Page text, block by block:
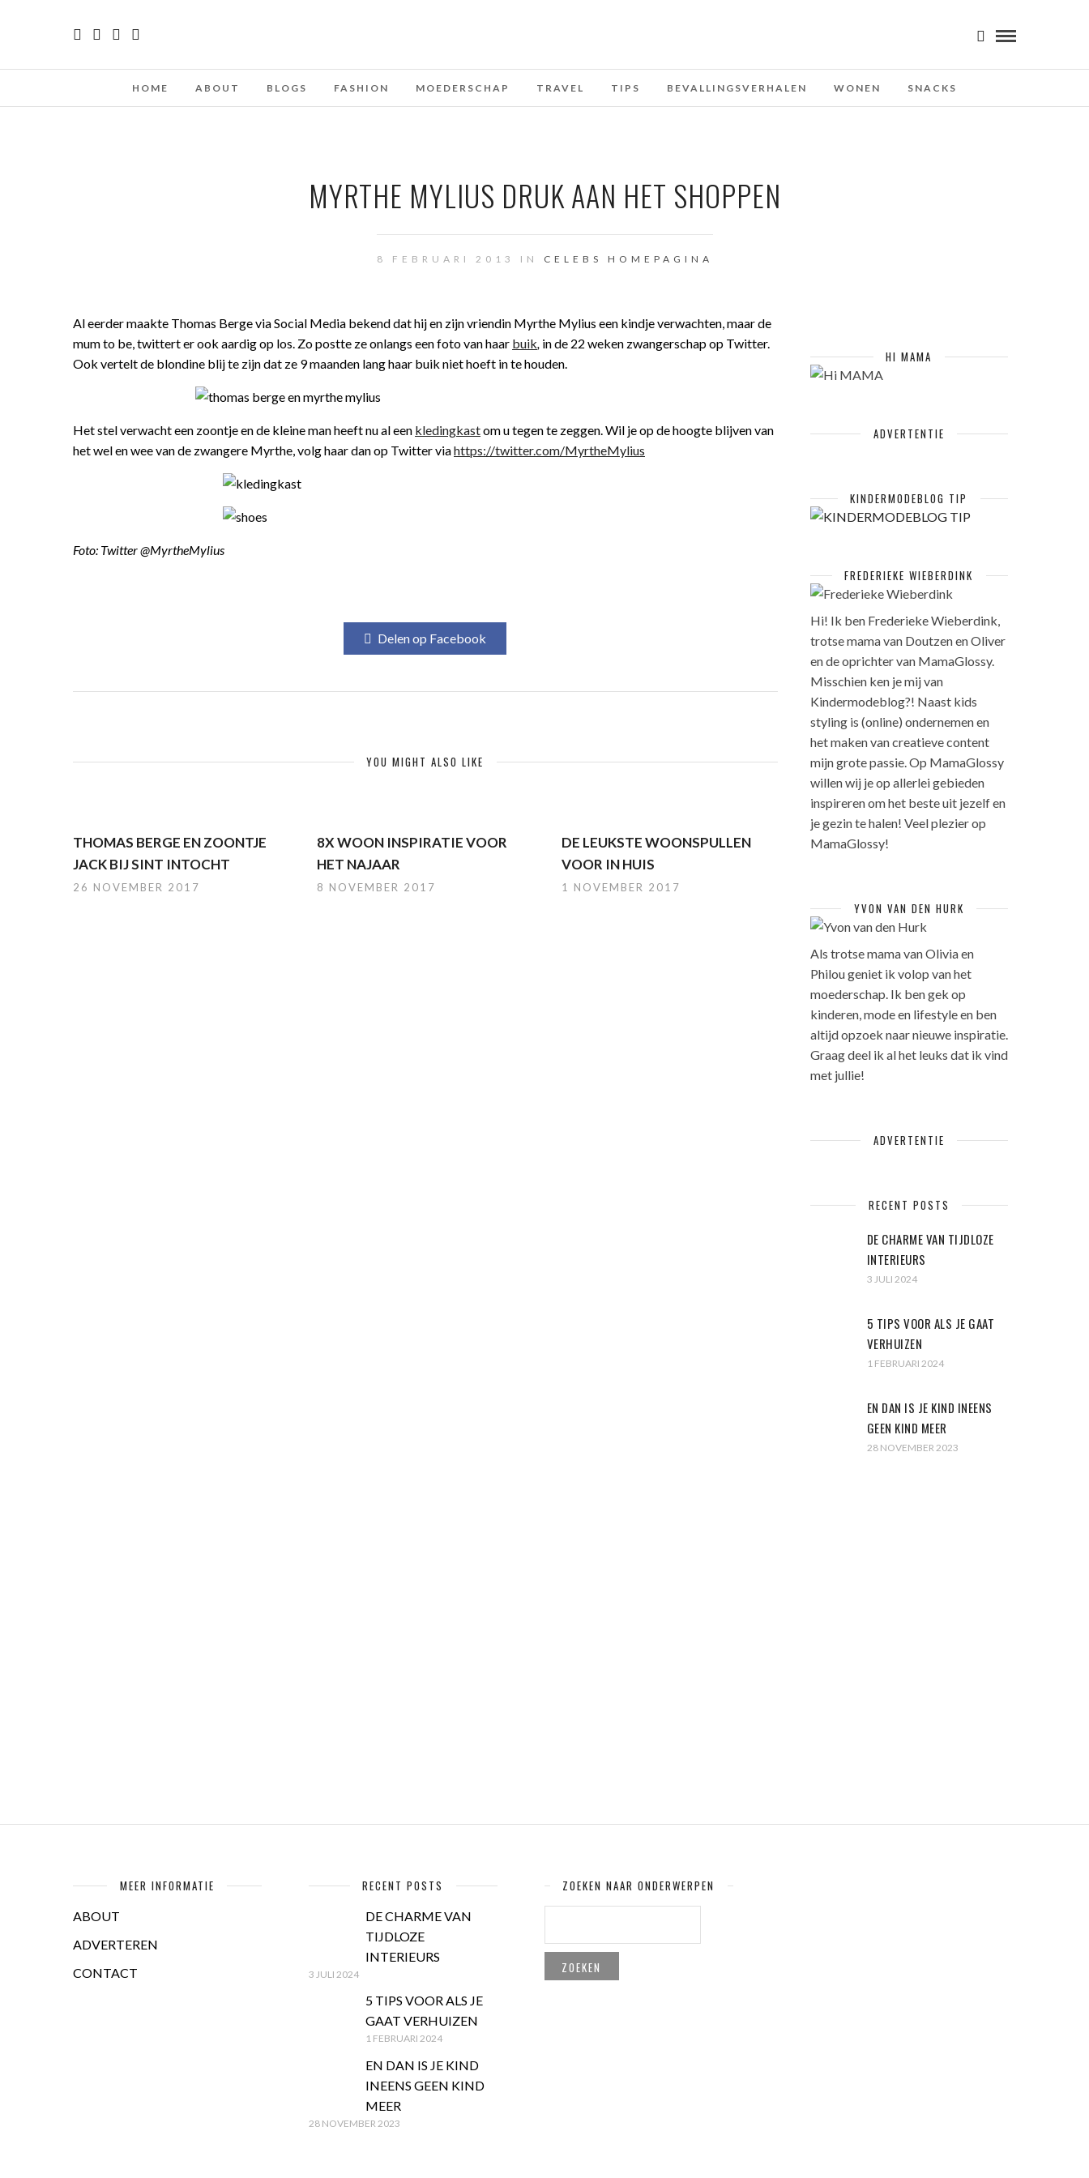
HOME ABOUT BLOGS FASHION MOEDERSCHAP TRAVEL TIPS BEVALLINGSVERHALEN WONEN SNACKS
MYRTHE MYLIUS DRUK AAN HET SHOPPEN
8 FEBRUARI 2013 IN CELEBS HOMEPAGINA
Al eerder maakte Thomas Berge via Social Media bekend dat hij en zijn vriendin Myrthe Mylius een kindje verwachten, maar de
mum to be, twittert er ook aardig op los. Zo postte ze onlangs een foto van haar buik, in de 22 weken zwangerschap op Twitter.
Ook vertelt de blondine blij te zijn dat ze 9 maanden lang haar buik niet hoeft in te houden.
Het stel verwacht een zoontje en de kleine man heeft nu al een kledingkastom u tegen te zeggen. Wil je op de hoogte blijven van
het wel en wee van de zwangere Myrthe, volg haar dan op Twitter viahttps://twitter.com/MyrtheMylius
Foto: Twitter @MyrtheMylius
Delen op Facebook
YOU MIGHT ALSO LIKE
THOMAS BERGE EN ZOONTJE
JACK BIJ SINT INTOCHT
26 NOVEMBER 2017
8X WOON INSPIRATIE VOOR
HET NAJAAR
8 NOVEMBER 2017
DE LEUKSTE WOONSPULLEN
VOOR IN HUIS
1 NOVEMBER 2017
HI MAMA
ADVERTENTIE
KINDERMODEBLOG TIP
FREDERIEKE WIEBERDINK
Hi! Ik ben Frederieke Wieberdink,
trotse mama van Doutzen en Oliver
en de oprichter van MamaGlossy.
Misschien ken je mij van
Kindermodeblog?! Naast kids
styling is (online) ondernemen en
het maken van creatieve content
mijn grote passie. Op MamaGlossy
willen wij je op allerlei gebieden
inspireren om het beste uit jezelf en
je gezin te halen! Veel plezier op
MamaGlossy!
YVON VAN DEN HURK
Als trotse mama van Olivia en
Philou geniet ik volop van het
moederschap. Ik ben gek op
kinderen, mode en lifestyle en ben
altijd opzoek naar nieuwe inspiratie.
Graag deel ik al het leuks dat ik vind
met jullie!
ADVERTENTIE
RECENT POSTS
DE CHARME VAN TIJDLOZE
INTERIEURS
3 JULI 2024
5 TIPS VOOR ALS JE GAAT
VERHUIZEN
1 FEBRUARI 2024
EN DAN IS JE KIND INEENS
GEEN KIND MEER
28 NOVEMBER 2023
MEER INFORMATIE
ABOUT
ADVERTEREN
CONTACT
RECENT POSTS
DE CHARME VAN
TIJDLOZE
INTERIEURS
3 JULI 2024
5 TIPS VOOR ALS JE
GAAT VERHUIZEN
1 FEBRUARI 2024
EN DAN IS JE KIND
INEENS GEEN KIND
MEER
28 NOVEMBER 2023
ZOEKEN NAAR ONDERWERPEN